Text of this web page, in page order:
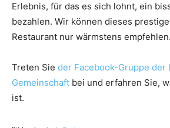
Erlebnis, für das es sich lohnt, ein
bezahlen. Wir können dieses
Restaurant nur wärmstens empfehlen.
Treten Sie der Facebook-Gruppe der
Gemeinschaft bei und erfahren Sie,
ist.